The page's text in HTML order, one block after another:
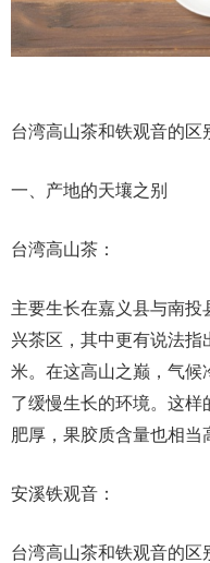
台湾高山茶和铁观音的区
一、产地的天壤之别
台湾高山茶：
主要生长在嘉义县与南
兴茶区，其中更有说法
米。在这高山之巅，气候
了缓慢生长的环境。这样
肥厚，果胶质含量也相当
安溪铁观音：
台湾高山茶和铁观音的